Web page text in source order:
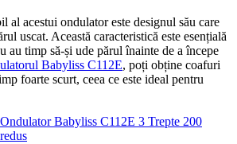
al acestui ondulator este designul său care
uscat. Această caracteristică este esențială
au timp să-și ude părul înainte de a începe
Babyliss C112E, poți obține coafuri
foarte scurt, ceea ce este ideal pentru
Babyliss C112E 3 Trepte 200